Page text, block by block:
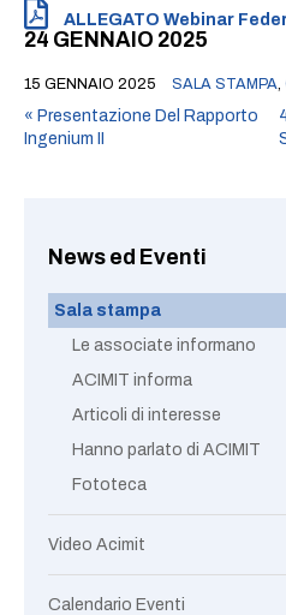
ALLEGATO Webinar
24 GENNAIO 2025
15 GENNAIO 2025 SALA STAMPA,
« Presentazione Del Rapporto
Ingenium II
News ed Eventi
Sala stampa
Le associate informano
ACIMIT informa
Articoli di interesse
Hanno parlato di ACIMIT
Fototeca
Video Acimit
Calendario Eventi